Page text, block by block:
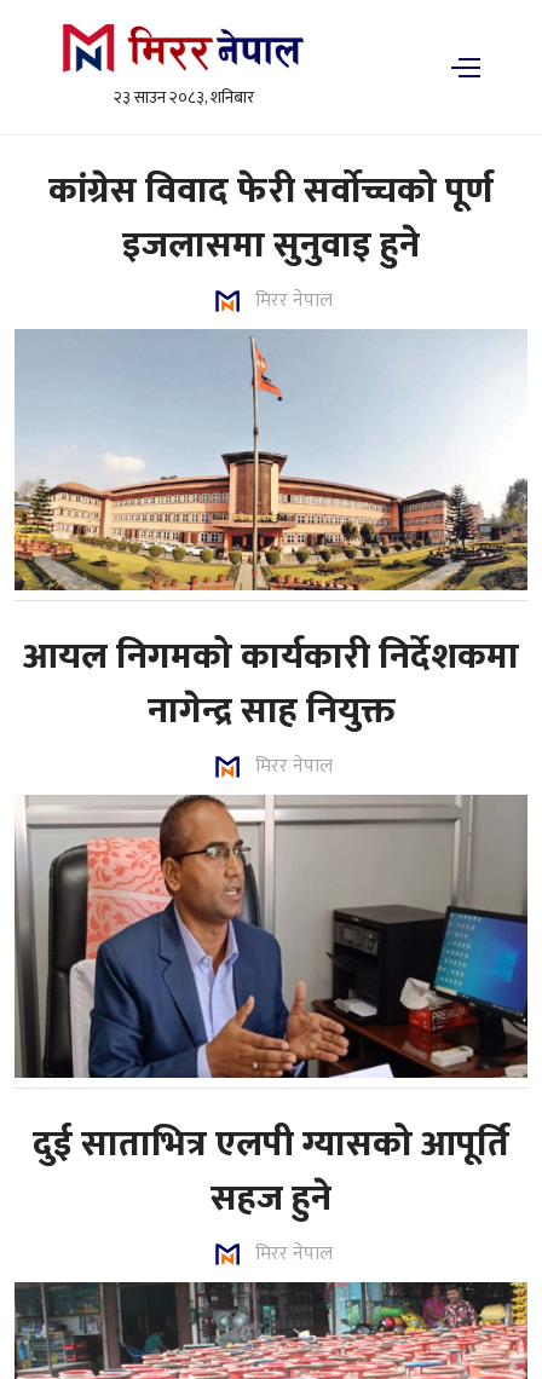
२३ साउन २०८३, शनिबार
कांग्रेस विवाद फेरी सर्वोच्चको पूर्ण
इजलासमा सुनुवाइ हुने
मिरर नेपाल
आयल निगमको कार्यकारी निर्देशकमा
नागेन्द्र साह नियुक्त
मिरर नेपाल
दुई साताभित्र एलपी ग्यासको आपूर्ति
सहज हुने
मिरर नेपाल